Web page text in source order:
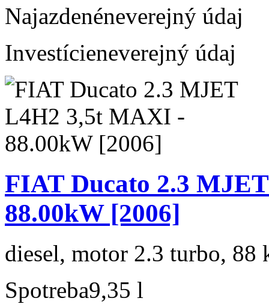
Najazdenéneverejný údaj
Investícieneverejný údaj
FIAT Ducato 2.3
88.00kW [2006]
diesel, motor 2.3 turbo, 88
Spotreba9,35 l